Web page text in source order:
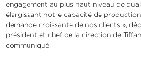
engagement au plus haut niveau de
élargissant notre capacité de
demande croissante de nos clients »,
président et chef de la direction de
communiqué.